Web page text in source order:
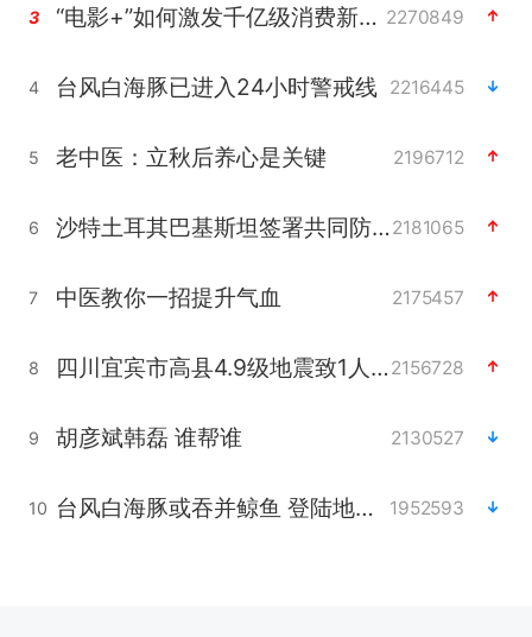
3 “电影+”如何激发千亿级消费新活力？ 2270849
4 台风白海豚已进入24小时警戒线 2216445
5 老中医：立秋后养心是关键 2196712
6 沙特土耳其巴基斯坦签署共同防务协议2181065
7 中医教你一招提升气血 2175457
8 四川宜宾市高县4.9级地震致1人死亡2156728
9 胡彦斌韩磊 谁帮谁 2130527
10 台风白海豚或吞并鲸鱼 登陆地点更新 1952593